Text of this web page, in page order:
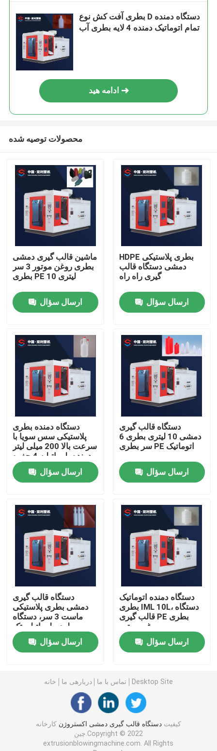
دربارهی ما
اطلاعات تماس
محصولات
نمایش VR
دستگاه قالب گیری دمشی اکستروژن
ماشین قالب گیری دمشی اتوماتیک
دستگاه قالب گیری دمشی بطری پلاستیکی
ماشین قالب گیری PP ضربه
ماشین قالب گیری با سرعت بالا
قالب گیری دمشی اکستروژن پیوسته
ماشین قالب گیری دمشی انباشته
دستگاه قالب گیری ضربه ای دو ایستگاه
ماشین کمکی پلاستیک
ماشین قالب گیری دمشی تمام الکتریک
بطری آفت کش نوع D دستگاه دمنده
تمام اتوماتیک دمنده 4 لایه بطری آب
ادامه هید
محصولات توصیه شده
ماشین قالب گیری دمشی
بطری روغن موتور 3 سر
بطری PE 10 لیتری
ارسال سؤال
HDPE بطری پلاستیکی
دمشی دستگاه قالب
گیری راه راه
ارسال سؤال
دستگاه دمنده بطری
پلاستیکی سس سویا با
سرعت بالا 200 میلی لیتر
دمنده پلی اتیلن 4 حفره
ارسال سؤال
دستگاه قالب گیری
دمشی 10 لیتری بطری 6
سر بطری PE اتوماتیک
ارسال سؤال
دستگاه قالب گیری
دمشی بطری پلاستیکی
ماست 3 سر، دستگاه
بطری پلی اتیلن تک
مرحله ای 10 لیتری
ارسال سؤال
دستگاه دمنده اتوماتیک
بطری IML 10L، دستگاه
قالب گیری PE بطری
روغن موتور
ارسال سؤال
خانه دربارهی ما تماس با ما Desktop Site
کیفیتدستگاه قالب گیری دمشی اکستروژن کارخانه
چین.Copyright © 2022
extrusionblowingmachine.com. All Rights